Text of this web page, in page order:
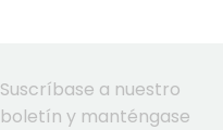
Suscríbase a nuestro
boletín y manténgase